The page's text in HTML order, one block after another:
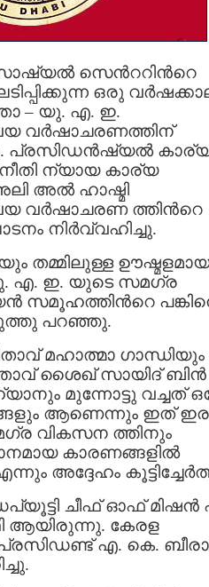
സെന്‍ററിന്‍റെ
ഒരു
– യു. എ. ഇ.
വർഷാചരണത്തിന്
പ്രസിഡൻഷ്യൽ
ന്യായ കാര്യ
അൽ ഹാഷ്മി
വർഷാചരണ ത്തിന്‍റെ
നിർവ്വഹിച്ചു.
തമ്മിലുള്ള ഊഷ്മളമായ
എ. ഇ. യുടെ സമഗ്ര
സമൂഹത്തിന്‍റെ
പറഞ്ഞു.
മഹാത്മാ
ശൈഖ് സായിദ് ബിൻ
മുന്നോട്ടു വച്ചത്
ആണെന്നും ഇത്
വികസന ത്തിനും
കാരണങ്ങളിൽ
അദ്ദേഹം
ചീഫ് ഓഫ് മിഷൻ
ആയിരുന്നു. കേരള
എ. കെ.